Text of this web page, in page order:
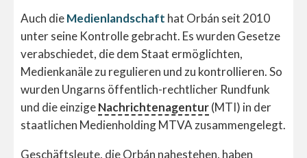
Auch dieMedienlandschaft hat Orbán seit 2010
unter seine Kontrolle gebracht. Es wurden Gesetze
verabschiedet, die dem Staat ermöglichten,
Medienkanäle zu regulieren und zu kontrollieren. So
wurden Ungarns öffentlich-rechtlicher Rundfunk
und die einzigeNachrichtenagentur(MTI) in der
staatlichen Medienholding MTVA zusammengelegt.
Geschäftsleute, die Orbán nahestehen, haben